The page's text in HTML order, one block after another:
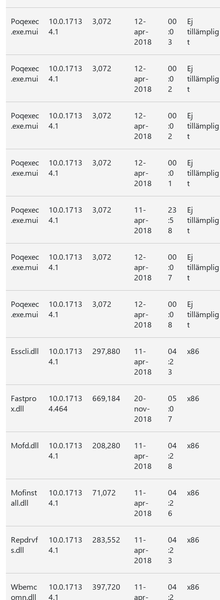
Poqexec
.exe.mui
10.0.1713
4.1
3,072
12-
apr-
2018
00
:0
3
Ej
tillämplig
t
Poqexec
.exe.mui
10.0.1713
4.1
3,072
12-
apr-
2018
00
:0
2
Ej
tillämplig
t
Poqexec
.exe.mui
10.0.1713
4.1
3,072
12-
apr-
2018
00
:0
2
Ej
tillämplig
t
Poqexec
.exe.mui
10.0.1713
4.1
3,072
12-
apr-
2018
00
:0
1
Ej
tillämplig
t
Poqexec
.exe.mui
10.0.1713
4.1
3,072
11-
apr-
2018
23
:5
8
Ej
tillämplig
t
Poqexec
.exe.mui
10.0.1713
4.1
3,072
12-
apr-
2018
00
:0
7
Ej
tillämplig
t
Poqexec
.exe.mui
10.0.1713
4.1
3,072
12-
apr-
2018
00
:0
8
Ej
tillämplig
t
Esscli.dll
10.0.1713
4.1
297,880
11-
apr-
2018
04
:2
3
x86
Fastpro
x.dll
10.0.1713
4.464
669,184
20-
nov-
2018
05
:0
7
x86
Mofd.dll
10.0.1713
4.1
208,280
11-
apr-
2018
04
:2
8
x86
Mofinst
all.dll
10.0.1713
4.1
71,072
11-
apr-
2018
04
:2
6
x86
Repdrvf
s.dll
10.0.1713
4.1
283,552
11-
apr-
2018
04
:2
3
x86
Wbemc
omn.dll
10.0.1713
4.1
397,720
11-
apr-
04
:2
x86